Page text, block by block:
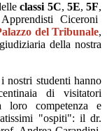
classi 5C, 5E, 5F,
Ciceroni
del Tribunale,
della nostra
nostri studenti hanno
di visitatori
loro competenza e
"ospiti": il dr.